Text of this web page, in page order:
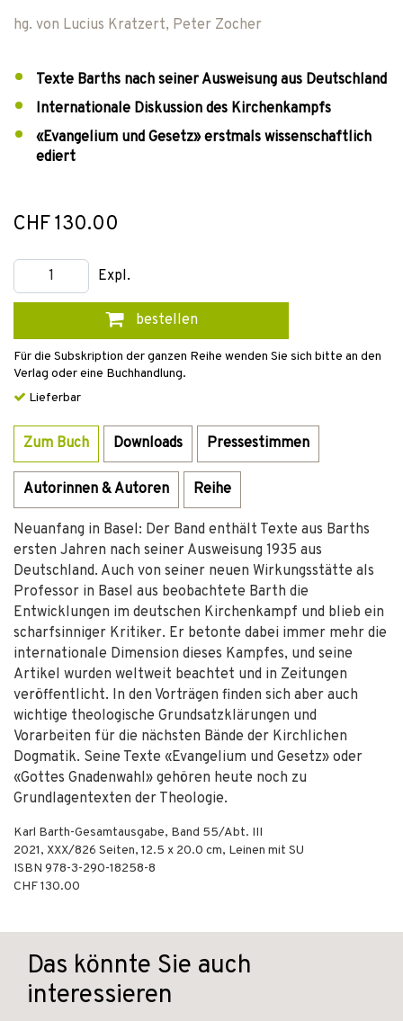
hg. von Lucius Kratzert, Peter Zocher
Texte Barths nach seiner Ausweisung aus Deutschland
Internationale Diskussion des Kirchenkampfs
«Evangelium und Gesetz» erstmals wissenschaftlich
ediert
CHF 130.00
Expl.
bestellen
Für die Subskription der ganzen Reihe wenden Sie sich bitte an den
Verlag oder eine Buchhandlung.
Lieferbar
Zum Buch Downloads Pressestimmen
Autorinnen & Autoren Reihe
Neuanfang in Basel: Der Band enthält Texte aus Barths
ersten Jahren nach seiner Ausweisung 1935 aus
Deutschland. Auch von seiner neuen Wirkungsstätte als
Professor in Basel aus beobachtete Barth die
Entwicklungen im deutschen Kirchenkampf und blieb ein
scharfsinniger Kritiker. Er betonte dabei immer mehr die
internationale Dimension dieses Kampfes, und seine
Artikel wurden weltweit beachtet und in Zeitungen
veröffentlicht. In den Vorträgen finden sich aber auch
wichtige theologische Grundsatzklärungen und
Vorarbeiten für die nächsten Bände der Kirchlichen
Dogmatik. Seine Texte «Evangelium und Gesetz» oder
«Gottes Gnadenwahl» gehören heute noch zu
Grundlagentexten der Theologie.
Karl Barth-Gesamtausgabe, Band 55/Abt. III
2021, XXX/826 Seiten, 12.5 x 20.0 cm, Leinen mit SU
ISBN 978-3-290-18258-8
CHF 130.00
Das könnte Sie auch
interessieren